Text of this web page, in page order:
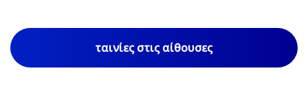
ταινίες στις αίθουσες